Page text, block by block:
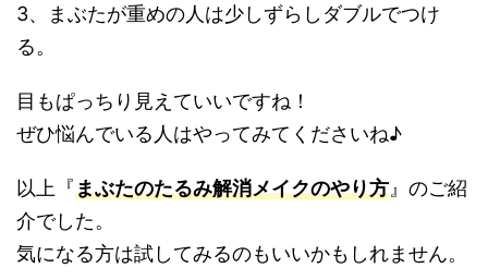
3、まぶたが重めの人は少しずらしダブルでつけ
る。
目もぱっちり見えていいですね！
ぜひ悩んでいる人はやってみてくださいね♪
以上『まぶたのたるみ解消メイクのやり方 』のご紹
介でした。
気になる方は試してみるのもいいかもしれません。